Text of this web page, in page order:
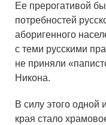
Ее прерогативой
потребностей
аборигенного
с теми русскими
не приняли
Никона.
В силу этого одной
края стало